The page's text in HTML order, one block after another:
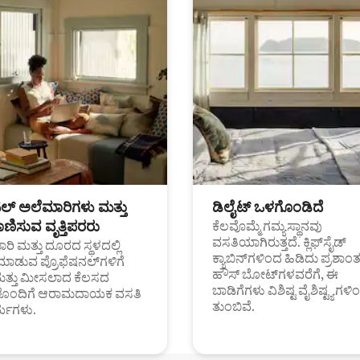
ಅಲೆಮಾರಿಗಳು ಮತ್ತು
ವೃತ್ತಿಪರರು
ಮತ್ತು ದೂರದ ಸ್ಥಳದಲ್ಲಿ
ಪ್ರೊಫೆಷನಲ್‌ಗಳಿಗೆ
ಮೀಸಲಾದ ಕೆಲಸದ
ಆರಾಮದಾಯಕ ವಸತಿ
ಡಿಲೈಟ್ ಒಳಗೊಂಡಿದೆ
ಕೆಲವೊಮ್ಮೆ ಗಮ್ಯಸ್ಥಾನವು
ವಸತಿಯಾಗಿರುತ್ತದೆ. ಕ್ಲಿಫ್‌ಸೈಡ್
ಕ್ಯಾಬಿನ್‌ಗಳಿಂದ ಹಿಡಿದು
ಹೌಸ್ ಬೋಟ್‌ಗಳವರೆಗೆ, ಈ
ಬಾಡಿಗೆಗಳು ವಿಶಿಷ್ಟ
ತುಂಬಿವೆ.